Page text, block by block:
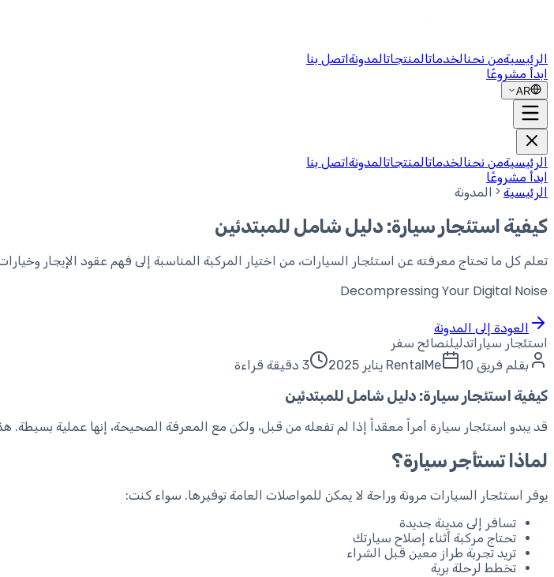
الرئيسيةمن نحنالخدماتالمنتجاتالمدونةاتصل بنا
ابدأ مشروعًا
AR
الرئيسيةمن نحنالخدماتالمنتجاتالمدونةاتصل بنا
ابدأ مشروعًا
الرئيسية
المدونة
كيفية استئجار سيارة: دليل شامل للمبتدئين
تعلم كل ما تحتاج معرفته عن استئجار السيارات، من اختيار المركبة المناسبة إلى فهم عقود الإيجار
Decompressing Your Digital Noise
العودة إلى المدونة
استئجار سياراتدليلنصائح سفر
بقلم فريق RentalMe 10 يناير 2025 3 دقيقة قراءة
كيفية استئجار سيارة: دليل شامل للمبتدئين
قد يبدو استئجار سيارة أمراً معقداً إذا لم تفعله من قبل، ولكن مع المعرفة الصحيحة، إنها عملية
لماذا تستأجر سيارة؟
يوفر استئجار السيارات مرونة وراحة لا يمكن للمواصلات العامة توفيرها. سواء كنت:
تسافر إلى مدينة جديدة
تحتاج مركبة أثناء إصلاح سيارتك
تريد تجربة طراز معين قبل الشراء
تخطط لرحلة برية